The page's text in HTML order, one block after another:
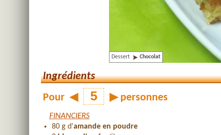
Dessert Chocolat
Ingrédients
Pour ◀ ▶ personnes
FINANCIERS
80 g d'amande en poudre